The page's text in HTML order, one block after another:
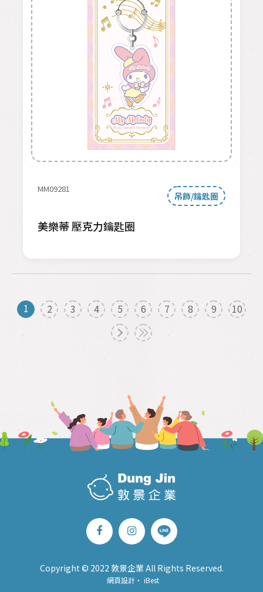
MM09281
吊飾/鑰匙圈
美樂蒂 壓克力鑰匙圈
1 2 3 4 5 6 7 8 9 10
Copyright © 2022 敦景企業 All Rights Reserved.
網頁設計‧ iBest